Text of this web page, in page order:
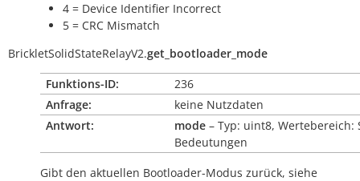
4 = Device Identifier Incorrect
5 = CRC Mismatch
BrickletSolidStateRelayV2.get_bootloader_mode
Funktions-ID:
236
Anfrage:
keine Nutzdaten
Antwort:
mode – Typ: uint8, Wertebereich:
Bedeutungen
Gibt den aktuellen Bootloader-Modus zurück, siehe